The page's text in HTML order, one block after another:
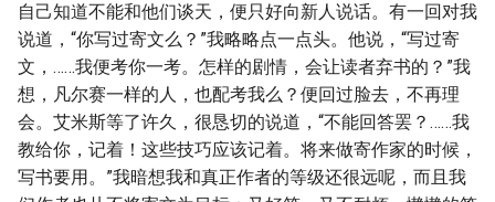
自己知道不能和他们谈天，便只好向新人说话。有一回对我
说道，“你写过寄文么？”我略略点一点头。他说，“写过寄
文，……我便考你一考。怎样的剧情，会让读者弃书的？”我
想，凡尔赛一样的人，也配考我么？便回过脸去，不再理
会。艾米斯等了许久，很恳切的说道，“不能回答罢？……我
教给你，记着！这些技巧应该记着。将来做寄作家的时候，
写书要用。”我暗想我和真正作者的等级还很远呢，而且我